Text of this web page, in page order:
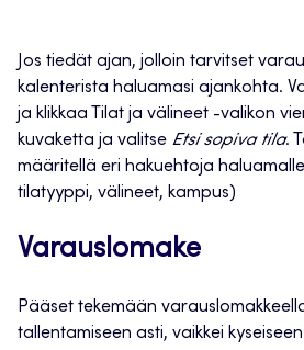
Jos tiedät ajan, jolloin tarvitset
kalenterista haluamasi ajankohta.
ja klikkaa Tilat ja välineet -valikon
kuvaketta ja valitse Etsi sopiva tila.
määritellä eri hakuehtoja
tilatyyppi, välineet, kampus)
Varauslomake
Pääset tekemään
tallentamiseen asti, vaikkei